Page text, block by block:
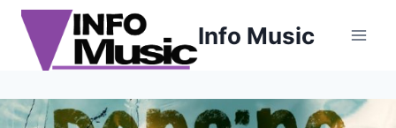
Aller
contenu
Info Music